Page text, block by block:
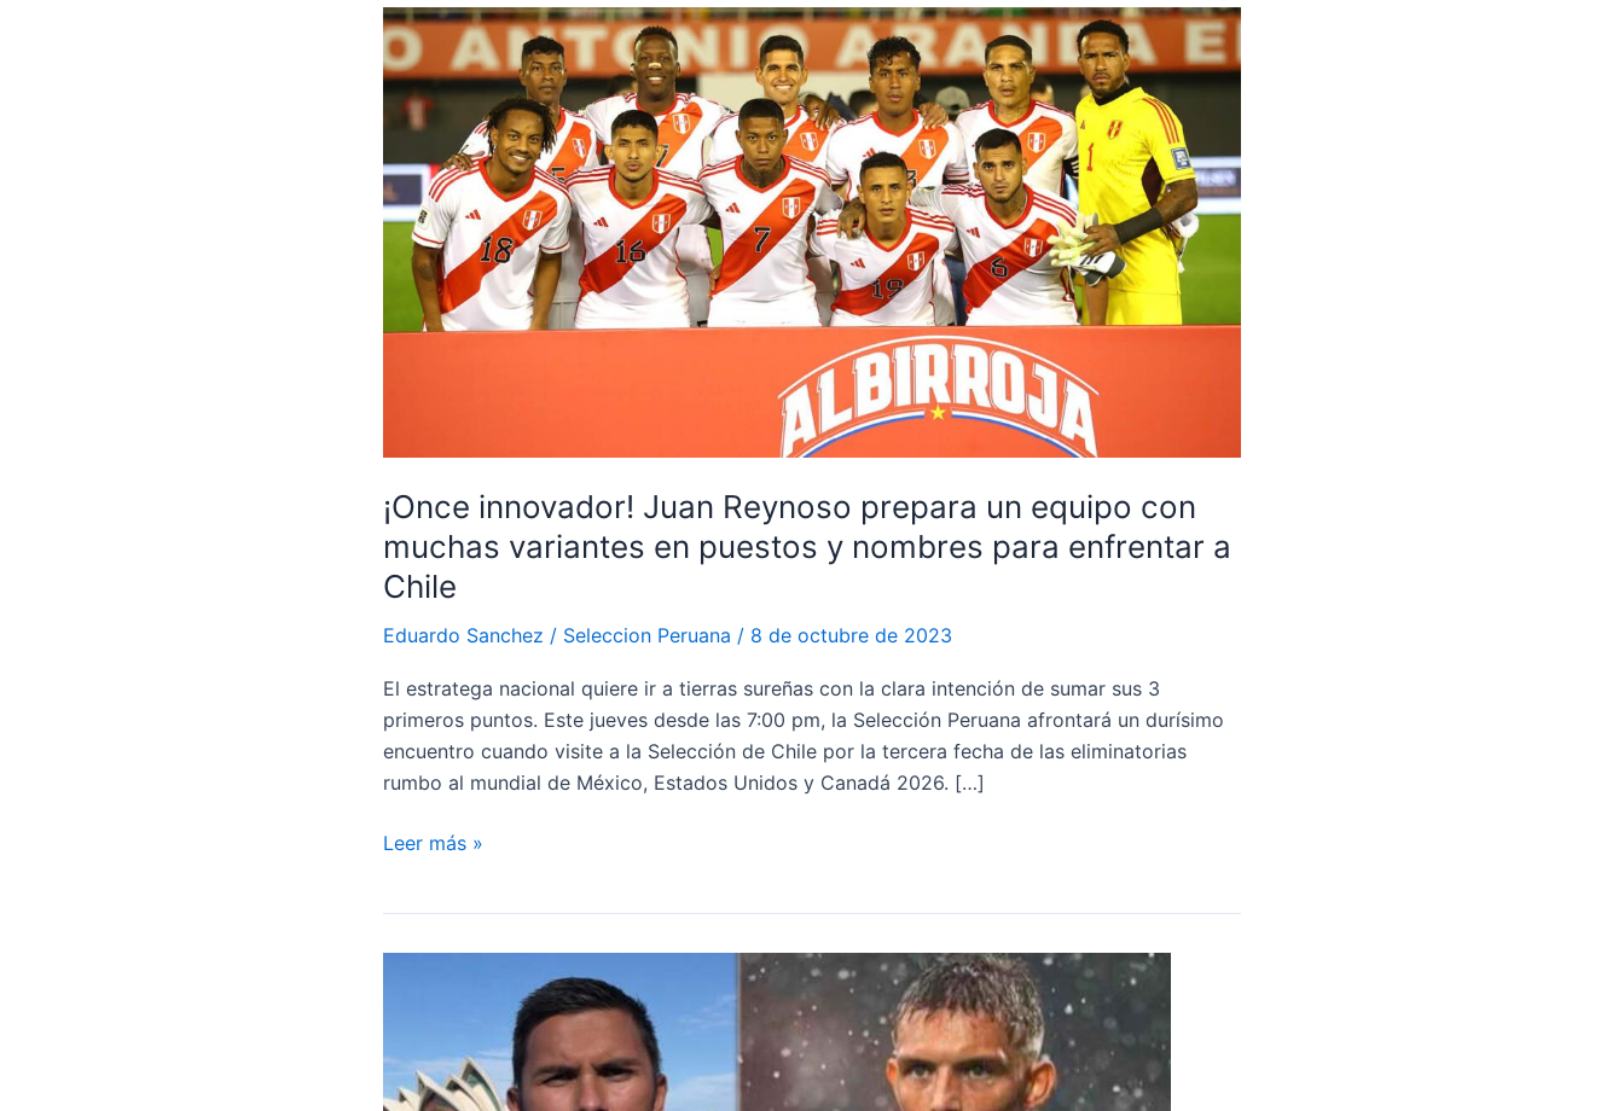
¡Once innovador! Juan Reynoso prepara un equipo con
muchas variantes en puestos y nombres para enfrentar a
Chile
Eduardo Sanchez / Seleccion Peruana / 8 de octubre de 2023
El estratega nacional quiere ir a tierras sureñas con la clara intención de sumar sus 3
primeros puntos. Este jueves desde las 7:00 pm, la Selección Peruana afrontará un durísimo
encuentro cuando visite a la Selección de Chile por la tercera fecha de las eliminatorias
rumbo al mundial de México, Estados Unidos y Canadá 2026. […]
¡Once
con
muchas
Leer más »